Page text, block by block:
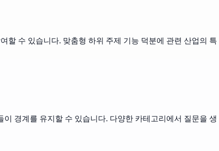
할 수 있습니다. 맞춤형 하위 주제 기능 덕분에 관련 산업의 특
경계를 유지할 수 있습니다. 다양한 카테고리에서 질문을 생